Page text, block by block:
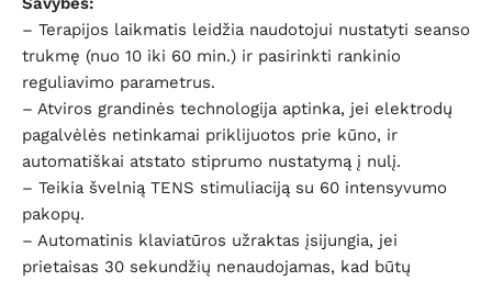
– Terapijos laikmatis leidžia naudotojui nustatyti seanso
trukmę (nuo 10 iki 60 min.) ir pasirinkti rankinio
reguliavimo parametrus.
– Atviros grandinės technologija aptinka, jei elektrodų
pagalvėlės netinkamai priklijuotos prie kūno, ir
automatiškai atstato stiprumo nustatymą į nulį.
– Teikia švelnią TENS stimuliaciją su 60 intensyvumo
pakopų.
– Automatinis klaviatūros užraktas įsijungia, jei
prietaisas 30 sekundžių nenaudojamas, kad būtų